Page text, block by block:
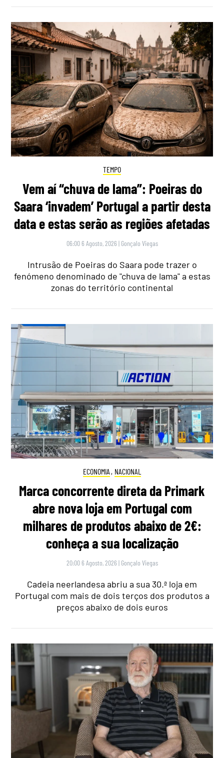
TEMPO
Vem aí “chuva de lama”: Poeiras do
Saara ‘invadem’ Portugal a partir desta
data e estas serão as regiões afetadas
06:00 6 Agosto, 2026 | Gonçalo Viegas
Intrusão de Poeiras do Saara pode trazer o
fenómeno denominado de "chuva de lama" a estas
zonas do território continental
ECONOMIA , NACIONAL
Marca concorrente direta da Primark
abre nova loja em Portugal com
milhares de produtos abaixo de 2€:
conheça a sua localização
20:00 6 Agosto, 2026 | Gonçalo Viegas
Cadeia neerlandesa abriu a sua 30.ª loja em
Portugal com mais de dois terços dos produtos a
preços abaixo de dois euros